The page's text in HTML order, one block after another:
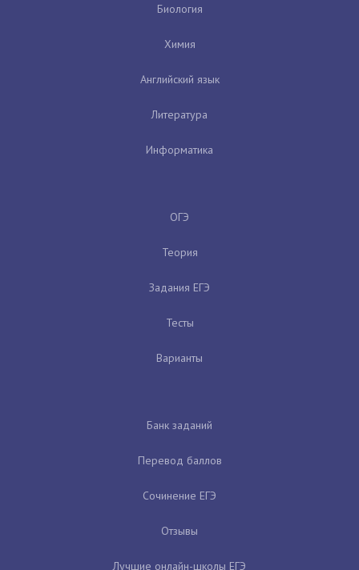
Биология
Химия
Английский язык
Литература
Информатика
ОГЭ
Теория
Задания ЕГЭ
Тесты
Варианты
Банк заданий
Перевод баллов
Сочинение ЕГЭ
Отзывы
Лучшие онлайн-школы ЕГЭ